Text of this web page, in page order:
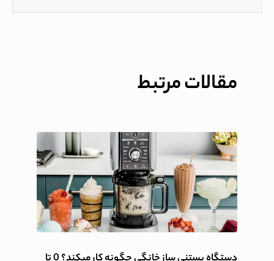
مقالات مرتبط